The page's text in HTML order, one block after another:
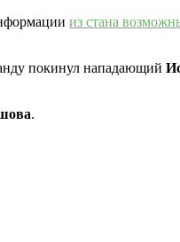
из стана
покинул нападающий
.